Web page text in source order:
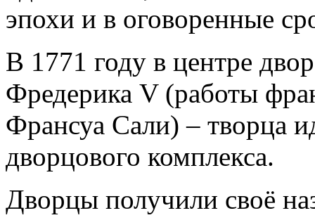
эпохи и в оговоренные
В 1771 году в центре
Фредерика V (работы
Франсуа Сали) – творца
дворцового комплекса.
Дворцы получили своё